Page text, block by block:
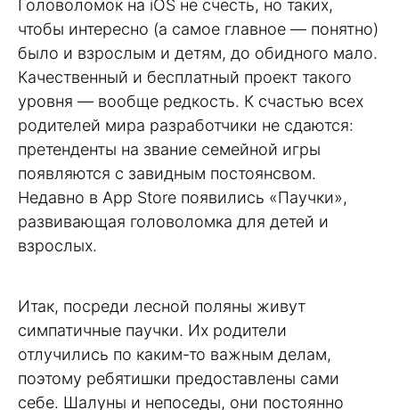
Головоломок на iOS не счесть, но таких,
чтобы интересно (а самое главное — понятно)
было и взрослым и детям, до обидного мало.
Качественный и бесплатный проект такого
уровня — вообще редкость. К счастью всех
родителей мира разработчики не сдаются:
претенденты на звание семейной игры
появляются с завидным постоянсвом.
Недавно в App Store появились «Паучки»,
развивающая головоломка для детей и
взрослых.
Итак, посреди лесной поляны живут
симпатичные паучки. Их родители
отлучились по каким-то важным делам,
поэтому ребятишки предоставлены сами
себе. Шалуны и непоседы, они постоянно